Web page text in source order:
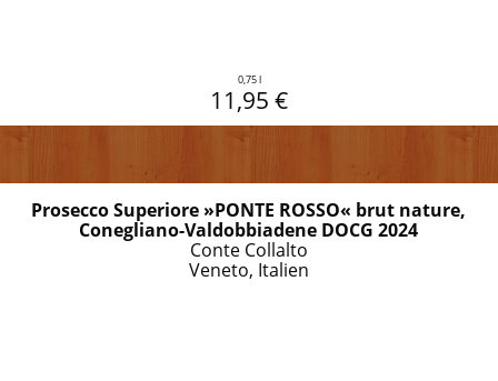
0,75 l
11,95 €
Prosecco Superiore »PONTE ROSSO« brut nature,
Conegliano-Valdobbiadene DOCG 2024
Conte Collalto
Veneto, Italien